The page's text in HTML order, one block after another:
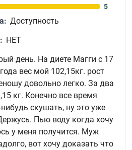
5
Доступность
НЕТ
день. На диете Магги с 17
вес мой 102,15кг. рост
довольно легко. За два
кг. Конечно все время
нибудь скушать, ну это уже
Пью воду когда хочу
у меня получится. Муж
вот хочу доказать что